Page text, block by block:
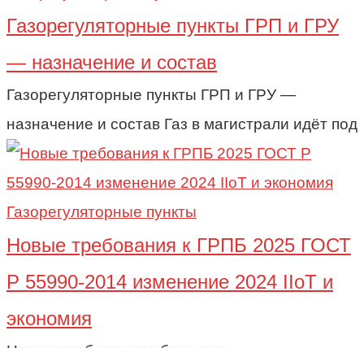
Газорегуляторные пункты ГРП и ГРУ
— назначение и состав
Газорегуляторные пункты ГРП и ГРУ —
назначение и состав Газ в магистрали идёт под
Газорегуляторные пункты
Новые требования к ГРПБ 2025 ГОСТ
Р 55990-2014 изменение 2024 IIoT и
экономия